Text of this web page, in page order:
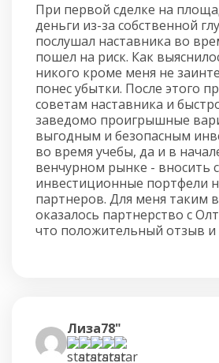
При первой сделке на
деньги из-за собственной
послушал наставника во
пошел на риск. Как
никого кроме меня не
понес убытки. После этого
советам наставника и
заведомо проигрышные
выгодным и безопасным
во время учебы, да и в
венчурном рынке - вносить
инвестиционные портфели
партнеров. Для меня таким
оказалось партнерство с
что положительный отзыв
Лиза78"